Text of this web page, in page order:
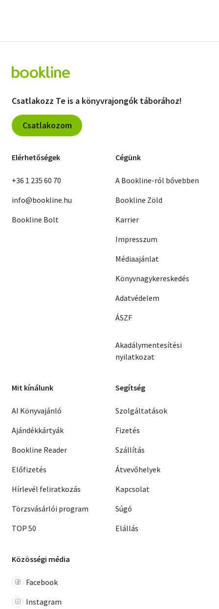
Csatlakozz Te is a könyvrajongók táborához!
Csatlakozom
Elérhetőségek
+36 1 235 60 70
info@bookline.hu
Bookline Bolt
Cégünk
A Bookline-ról bővebben
Bookline Zöld
Karrier
Impresszum
Médiaajánlat
Könyvnagykereskedés
Adatvédelem
ÁSZF
Akadálymentesítési
nyilatkozat
Mit kínálunk
AI Könyvajánló
Ajándékkártyák
Bookline Reader
Előfizetés
Hírlevél feliratkozás
Törzsvásárlói program
TOP 50
Segítség
Szolgáltatások
Fizetés
Szállítás
Átvevőhelyek
Kapcsolat
Súgó
Elállás
Közösségi média
Facebook
Instagram